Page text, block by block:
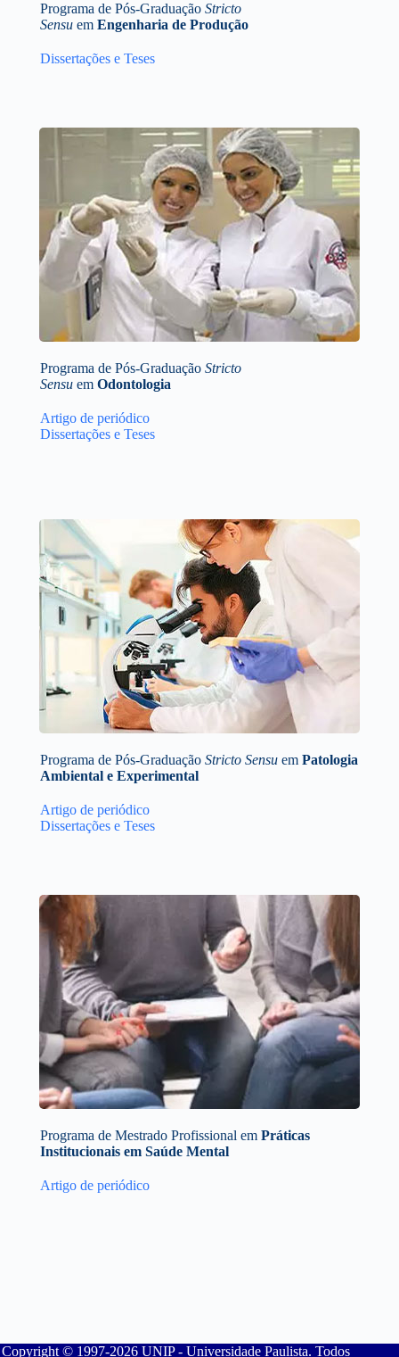
Programa de Pós-Graduação Stricto
Sensu em Engenharia de Produção
Dissertações e Teses
Programa de Pós-Graduação Stricto
Sensu em Odontologia
Artigo de periódico
Dissertações e Teses
Programa de Pós-Graduação Stricto Sensu em Patologia
Ambiental e Experimental
Artigo de periódico
Dissertações e Teses
Programa de Mestrado Profissional em Práticas
Institucionais em Saúde Mental
Artigo de periódico
Copyright © 1997-2026 UNIP - Universidade Paulista. Todos